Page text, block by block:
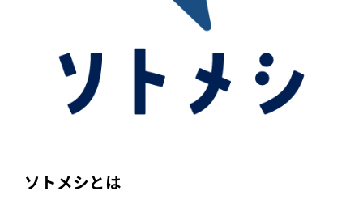
ソトメシとは